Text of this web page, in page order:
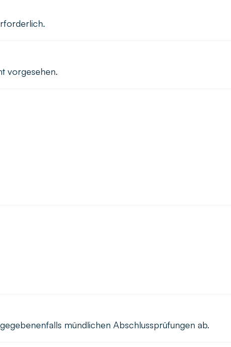
vorgesehen.
mündlichen Abschlussprüfungen ab.